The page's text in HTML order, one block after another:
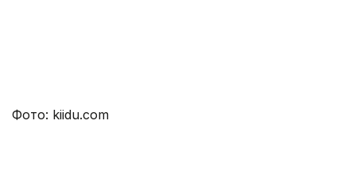
Фото: kiidu.com